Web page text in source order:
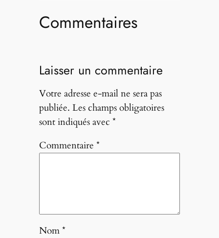
Commentaires
Laisser un commentaire
Votre adresse e-mail ne sera pas
publiée. Les champs obligatoires
sont indiqués avec *
Commentaire *
Nom*